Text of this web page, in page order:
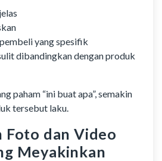
yang spesifik
dibandingkan dengan produk
paham “ini buat apa”, semakin
tersebut laku.
Foto dan Video
Meyakinkan